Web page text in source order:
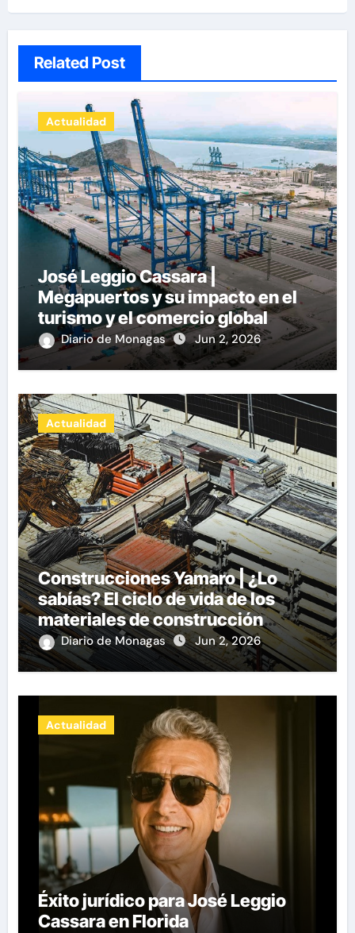
Related Post
Actualidad
José Leggio Cassara |
Megapuertos y su impacto en el
turismo y el comercio global
Diario de Monagas Jun 2, 2026
Actualidad
Construcciones Yamaro | ¿Lo
sabías? El ciclo de vida de los
materiales de construcción
revoluciona eficiencia en
proyectos modernos
Diario de Monagas Jun 2, 2026
Actualidad
Éxito jurídico para José Leggio
Cassara en Florida